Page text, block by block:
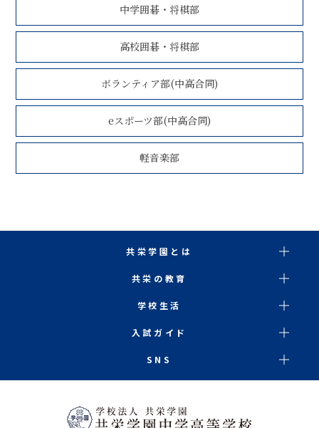
中学囲碁・将棋部
高校囲碁・将棋部
ボランティア部(中高合同)
eスポーツ部(中高合同)
軽音楽部
共栄学園とは
共栄の教育
学校生活
入試ガイド
SNS